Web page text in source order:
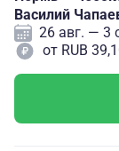
Василий
26 авг. — 3
от RUB